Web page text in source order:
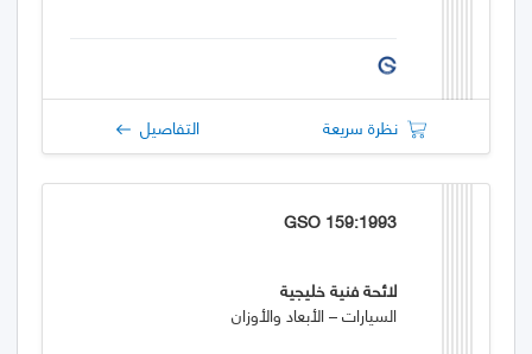
نظرة سريعة التفاصيل
GSO 159:1993
لائحة فنية خليجية
السيارات – الأبعاد والأوزان